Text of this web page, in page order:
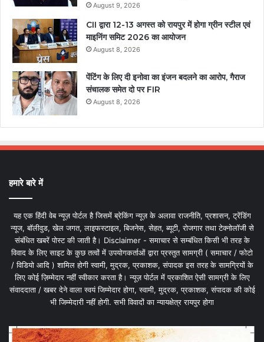
August 9, 2026
CII द्वारा 12-13 अगस्त को रायपुर में होगा ग्रीन स्टील एवं
माइनिंग समिट 2026 का आयोजन
August 8, 2026
पेंटिंग के लिए दी इनोवा का इंजन बदलने का आरोप, गैराज
संचालक समेत दो पर FIR
August 8, 2026
हमारे बारे में
यह एक हिंदी वेब न्यूज़ पोर्टल है जिसमें ब्रेकिंग न्यूज़ के अलावा राजनीति, प्रशासन, ट्रेंडिंग
न्यूज, बॉलीवुड, खेल जगत, लाइफस्टाइल, बिजनेस, सेहत, ब्यूटी, रोजगार तथा टेक्नोलॉजी से
संबंधित खबरें पोस्ट की जाती है। Disclaimer - समाचार से सम्बंधित किसी भी तरह के
विवाद के लिए साइट के कुछ तत्वों में उपयोगकर्ताओं द्वारा प्रस्तुत सामग्री ( समाचार / फोटो
/ विडियो आदि ) शामिल होगी स्वामी, मुद्रक, प्रकाशक, संपादक इस तरह के सामग्रियों के
लिए कोई ज़िम्मेदार नहीं स्वीकार करता है। न्यूज़ पोर्टल में प्रकाशित ऐसी सामग्री के लिए
संवाददाता / खबर देने वाला स्वयं जिम्मेदार होगा, स्वामी, मुद्रक, प्रकाशक, संपादक की कोई
भी जिम्मेदारी नहीं होगी. सभी विवादों का न्यायक्षेत्र रायपुर होगा